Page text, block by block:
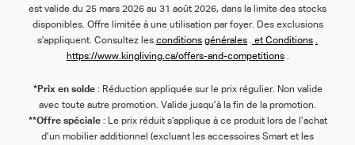
est valide du 25 mars 2026 au 31 août 2026, dans la limite des stocks
disponibles. Offre limitée à une utilisation par foyer. Des exclusions
s'appliquent. Consultez les conditions générales . et Conditions .
https://www.kingliving.ca/offers-and-competitions.
*Prix en solde: Réduction appliquée sur le prix régulier. Non valide
avec toute autre promotion. Valide jusqu’à la fin de la promotion.
**Offre spéciale: Le prix réduit s’applique à ce produit lors de l’achat
d’un mobilier additionnel (excluant les accessoires Smart et les